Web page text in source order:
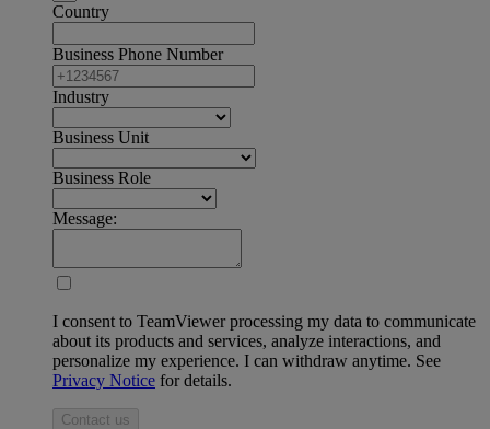
Country
Business Phone Number
Industry
Business Unit
Business Role
Message:
I consent to TeamViewer processing my data to communicate
about its products and services, analyze interactions, and
personalize my experience. I can withdraw anytime. See
Privacy Notice for details.
Contact us